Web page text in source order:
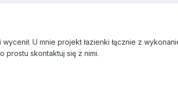
U mnie projekt łazienki łącznie z
prostu skontaktuj się z nimi.